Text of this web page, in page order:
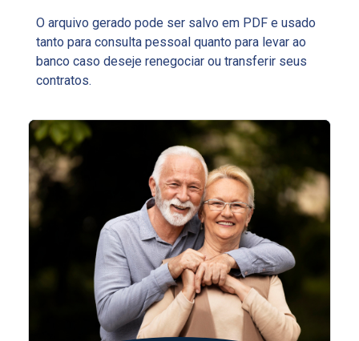
O arquivo gerado pode ser salvo em PDF e usado
tanto para consulta pessoal quanto para levar ao
banco caso deseje renegociar ou transferir seus
contratos.